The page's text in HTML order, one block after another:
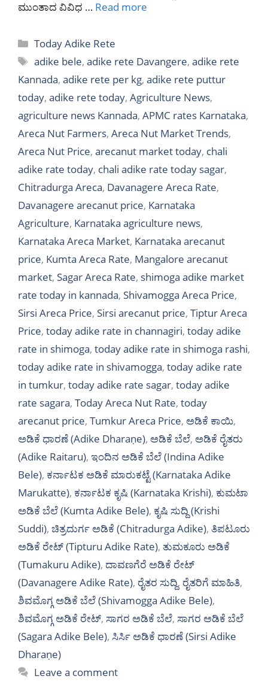
ಮುಂತಾದ ವಿವಿಧ … Read more
Categories
Today Adike Rete
Tags
adike bele,adike rete Davangere,adike rete
Kannada, adike rete per kg, adike rete puttur
today, adike rete today, Agriculture News,
agriculture news Kannada, APMC rates Karnataka,
Areca Nut Farmers, Areca Nut Market Trends,
Areca Nut Price, arecanut market today, chali
adike rate today, chali adike rate today sagar,
Chitradurga Areca, Davanagere Areca Rate,
Davanagere arecanut price, Karnataka
Agriculture, Karnataka agriculture news,
Karnataka Areca Market, Karnataka arecanut
price, Kumta Areca Rate, Mangalore arecanut
market, Sagar Areca Rate, shimoga adike market
rate today in kannada, Shivamogga Areca Price,
Sirsi Areca Price, Sirsi arecanut price, Tiptur Areca
Price, today adike rate in channagiri, today adike
rate in shimoga, today adike rate in shimoga rashi,
today adike rate in shivamogga, today adike rate
in tumkur, today adike rate sagar, today adike
rate sagara, Today Areca Nut Rate, today
arecanut price, Tumkur Areca Price, ಅಡಿಕೆ ಕಾಯಿ,
ಅಡಿಕೆ ಧಾರಣೆ (Adike Dharaṇe), ಅಡಿಕೆ ಬೆಲೆ, ಅಡಿಕೆ ರೈತರು
(Adike Raitaru), ಇಂದಿನ ಅಡಿಕೆ ಬೆಲೆ (Indina Adike
Bele), ಕರ್ನಾಟಕ ಅಡಿಕೆ ಮಾರುಕಟ್ಟೆ (Karnataka Adike
Marukatte), ಕರ್ನಾಟಕ ಕೃಷಿ (Karnataka Krishi), ಕುಮಟಾ
ಅಡಿಕೆ ಬೆಲೆ (Kumta Adike Bele), ಕೃಷಿ ಸುದ್ದಿ (Krishi
Suddi), ಚಿತ್ರದುರ್ಗ ಅಡಿಕೆ (Chitradurga Adike), ತಿಪಟೂರು
ಅಡಿಕೆ ರೇಟ್ (Tipturu Adike Rate), ತುಮಕೂರು ಅಡಿಕೆ
(Tumakuru Adike), ದಾವಣಗೆರೆ ಅಡಿಕೆ ರೇಟ್
(Davanagere Adike Rate), ರೈತರ ಸುದ್ದಿ, ರೈತರಿಗೆ ಮಾಹಿತಿ,
ಶಿವಮೊಗ್ಗ ಅಡಿಕೆ ಬೆಲೆ (Shivamogga Adike Bele),
ಶಿವಮೊಗ್ಗ ಅಡಿಕೆ ರೇಟ್, ಸಾಗರ ಅಡಿಕೆ ಬೆಲೆ, ಸಾಗರ ಅಡಿಕೆ ಬೆಲೆ
(Sagara Adike Bele), ಸಿರ್ಸಿ ಅಡಿಕೆ ಧಾರಣೆ (Sirsi Adike
Dharaṇe)
Leave a comment